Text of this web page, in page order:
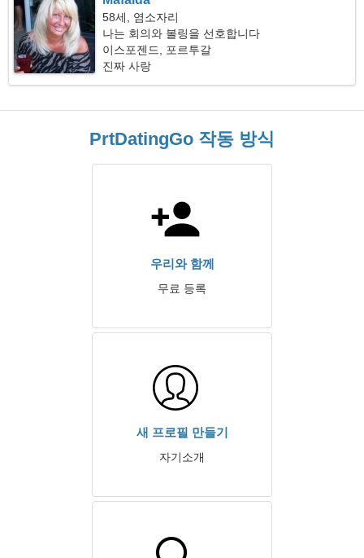
58세, 염소자리
나는 회의와 볼링을 선호합니다
이스포젠드, 포르투갈
진짜 사랑
PrtDatingGo 작동 방식
우리와 함께
무료 등록
새 프로필 만들기
자기소개